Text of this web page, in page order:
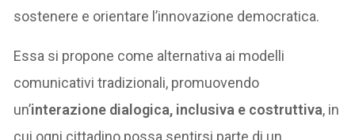
sostenere e orientare l’innovazione democratica.
Essa si propone come alternativa ai modelli
comunicativi tradizionali, promuovendo
un’interazione dialogica, inclusiva e costruttiva, in
cui ogni cittadino possa sentirsi parte di un